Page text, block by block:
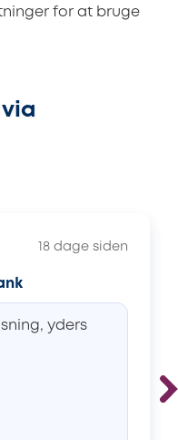
for at bruge
18 dage siden
yders